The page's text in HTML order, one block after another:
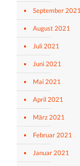
September 2021
August 2021
Juli 2021
Juni 2021
Mai 2021
April 2021
März 2021
Februar 2021
Januar 2021